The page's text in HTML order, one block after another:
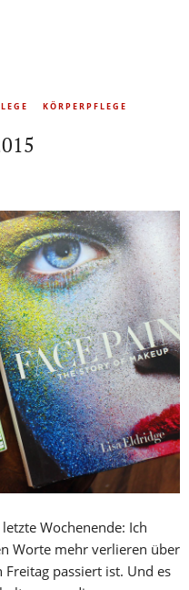
KÖRPERPFLEGE
Wochenende: Ich
Worte mehr verlieren über
Freitag passiert ist. Und es